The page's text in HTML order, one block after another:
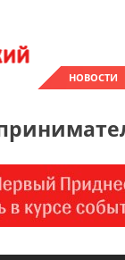
НОВОСТИ